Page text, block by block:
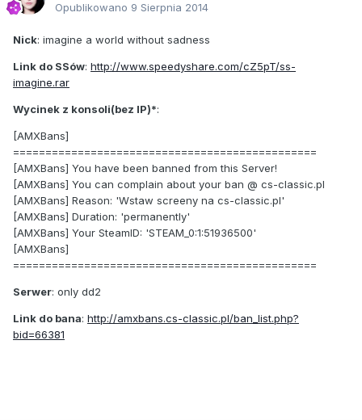
Opublikowano 9 Sierpnia 2014
Nick: imagine a world without sadness
Link do SSów: http://www.speedyshare.com/cZ5pT/ss-
imagine.rar
Wycinek z konsoli(bez IP)*:
[AMXBans]
===============================================
[AMXBans] You have been banned from this Server!
[AMXBans] You can complain about your ban @ cs-classic.pl
[AMXBans] Reason: 'Wstaw screeny na cs-classic.pl'
[AMXBans] Duration: 'permanently'
[AMXBans] Your SteamID: 'STEAM_0:1:51936500'
[AMXBans]
===============================================
Serwer: only dd2
Link do bana: http://amxbans.cs-classic.pl/ban_list.php?
bid=66381